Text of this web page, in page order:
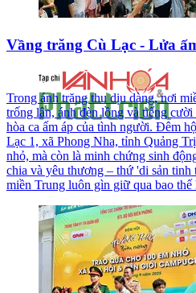
Vầng trăng Cù Lạc - Lửa
Trong ánh trăng thu dịu dàng, nơi
trống lân, ánh đèn lồng và tiếng
hòa ca ấm áp của tình người. Đêm
Lạc 1, xã Phong Nha, tỉnh Quảng
nhỏ, mà còn là minh chứng sinh
chia và yêu thương – thứ 'di sản tinh
miền Trung luôn gìn giữ qua bao thế